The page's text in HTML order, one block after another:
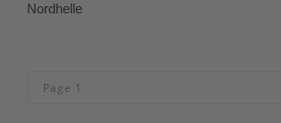
Nordhelle